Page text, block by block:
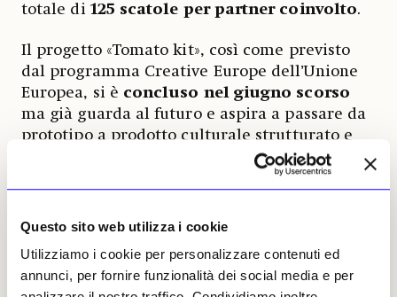
Questo sito web utilizza i cookie
Utilizziamo i cookie per personalizzare contenuti ed
annunci, per fornire funzionalità dei social media e per
totale di125 scatole per partner coinvolto.
Il progetto «Tomato kit», così come previsto
dal programma Creative Europe dell’Unione
Europea, si è concluso nel giugno scorso
ma già guarda al futuro e aspira a passare da
prototipo a prodotto culturale strutturato e
grazie al coinvolgimento diretto di nuovi
musei come co-finanziatori; a sponsorizzazioni da parte
l’accessibilità culturale; alla vendita diretta delle box,
a nuovi bandi europei» , come dichiaraAlessio
Scaboro, direttore creativo di Pleiadi.